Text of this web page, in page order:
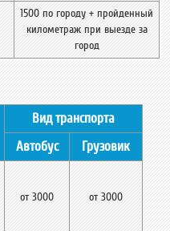
1500 по городу + пройденный
километраж при выезде за
город
Вид транспорта
Автобус
Грузовик
от 3000 от 3000